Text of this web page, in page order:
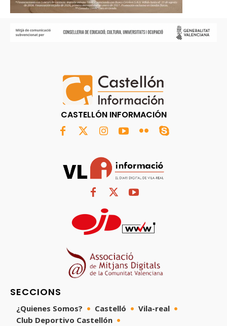
CASTELLÓN INFORMACIÓN
SECCIONS
¿Quienes Somos? Castelló
Vila-real
Club Deportivo Castellón